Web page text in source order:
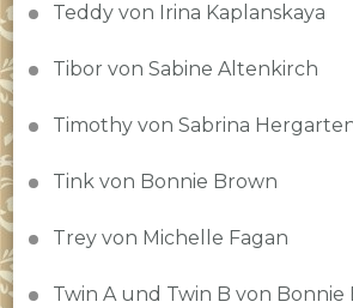
Teddy von Irina Kaplanskaya
Tibor von Sabine Altenkirch
Timothy von Sabrina
Tink von Bonnie Brown
Trey von Michelle Fagan
Twin A und Twin B von Bonnie